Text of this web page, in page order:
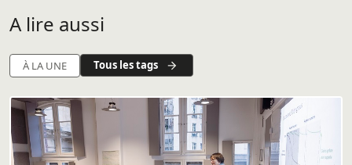
A lire aussi
À LA UNE Tous les tags